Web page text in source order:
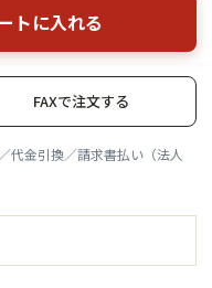
トに入れる
FAXで注文する
代金引換／請求書払い（法人